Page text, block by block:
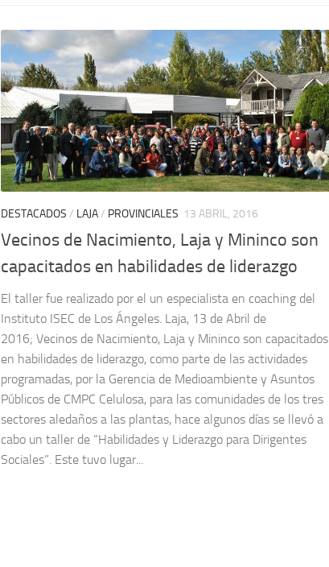
DESTACADOS / LAJA/ PROVINCIALES 13 ABRIL, 2016
Vecinos de Nacimiento, Laja y Mininco son
capacitados en habilidades de liderazgo
El taller fue realizado por el un especialista en coaching del
Instituto ISEC de Los Ángeles. Laja, 13 de Abril de
2016; Vecinos de Nacimiento, Laja y Mininco son capacitados
en habilidades de liderazgo, como parte de las actividades
programadas, por la Gerencia de Medioambiente y Asuntos
Públicos de CMPC Celulosa, para las comunidades de los tres
sectores aledaños a las plantas, hace algunos días se llevó a
cabo un taller de “Habilidades y Liderazgo para Dirigentes
Sociales”. Este tuvo lugar...